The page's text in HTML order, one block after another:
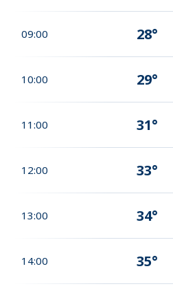
09:00 28°
10:00 29°
11:00 31°
12:00 33°
13:00 34°
14:00 35°